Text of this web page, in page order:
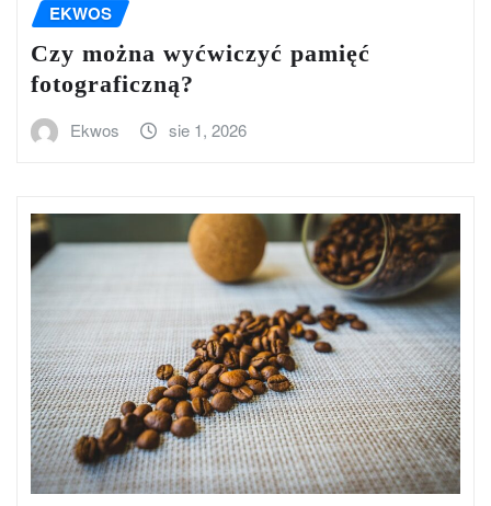
EKWOS
Czy można wyćwiczyć pamięć
fotograficzną?
Ekwos sie 1, 2026